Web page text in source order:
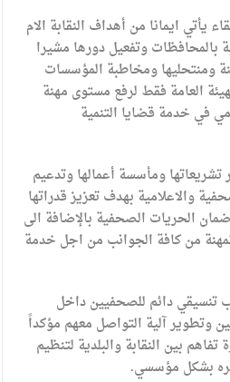
يأتي ايمانا من أهداف النقابة الام
بالمحافظات وتفعيل دورها مشيرا
ومنتحليها ومخاطبة المؤسسات
العامة فقط لرفع مستوى مهنة
في خدمة قضايا التنمية
تشريعاتها ومأسسة أعمالها وتدعيم
والاعلامية بهدف تعزيز قدراتها
الحريات الصحفية بالإضافة الى
من كافة الجوانب من اجل خدمة
تنسيقي دائم للصحفيين داخل
وتطوير آلية التواصل معهم مؤكداً
بين النقابة والبلدية لتنظيم
بشكل مؤسسي.